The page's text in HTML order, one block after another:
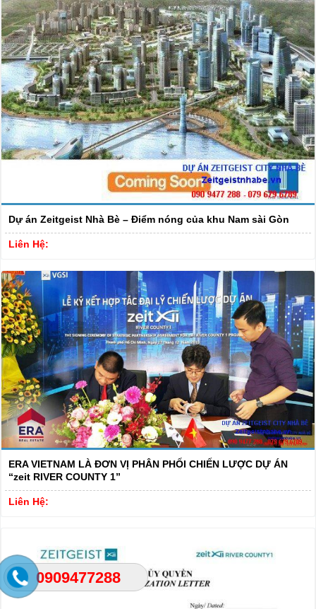
Dự án Zeitgeist Nhà Bè – Điểm nóng của khu Nam sài Gòn
Liên Hệ:
ERA VIETNAM LÀ ĐƠN VỊ PHÂN PHỐI CHIẾN LƯỢC DỰ ÁN
“zeit RIVER COUNTY 1”
Liên Hệ:
0909477288